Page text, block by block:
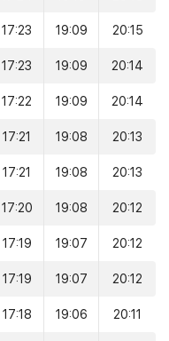
17:23 19:09 20:15
17:23 19:09 20:14
17:22 19:09 20:14
17:21 19:08 20:13
17:21 19:08 20:13
17:20 19:08 20:12
17:19 19:07 20:12
17:19 19:07 20:12
17:18 19:06 20:11